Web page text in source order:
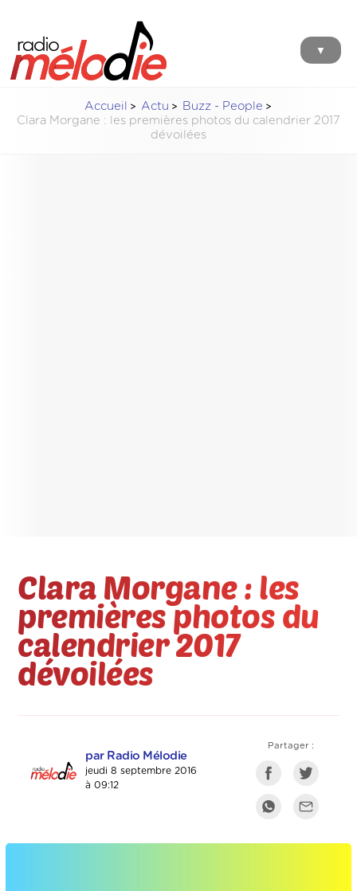
▼
Accueil Actu
Buzz - People
Clara Morgane : les premières photos du calendrier 2017
dévoilées
Clara Morgane : les
premières photos du
calendrier 2017
dévoilées
par Radio Mélodie
jeudi 8 septembre 2016
à 09:12
Partager :